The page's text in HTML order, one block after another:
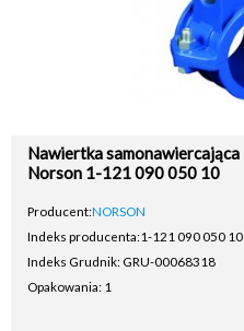
Nawiertka
Norson 1-121 090 050 10
Producent:NORSON
Indeks producenta:1-121 090 050 10
Indeks Grudnik: GRU-00068318
Opakowania: 1